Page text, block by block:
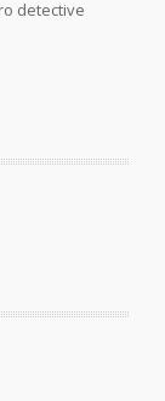
detective